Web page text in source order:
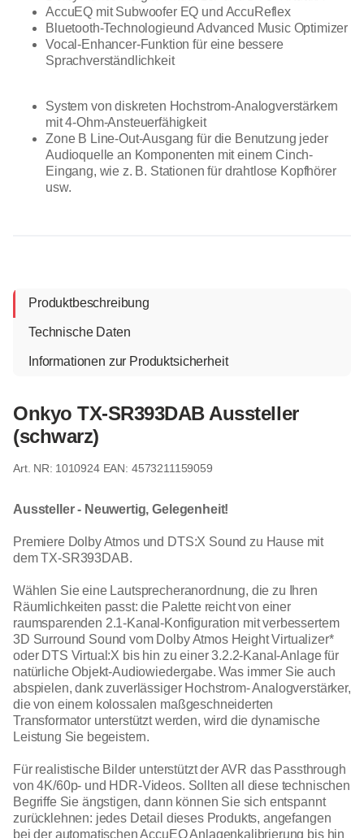
AccuEQ mit Subwoofer EQ und AccuReflex
Bluetooth-Technologieund Advanced Music Optimizer
Vocal-Enhancer-Funktion für eine bessere
Sprachverständlichkeit
System von diskreten Hochstrom-Analogverstärkern
mit 4-Ohm-Ansteuerfähigkeit
Zone B Line-Out-Ausgang für die Benutzung jeder
Audioquelle an Komponenten mit einem Cinch-
Eingang, wie z. B. Stationen für drahtlose Kopfhörer
usw.
Produktbeschreibung
Technische Daten
Informationen zur Produktsicherheit
Onkyo TX-SR393DAB Aussteller
(schwarz)
1010924 EAN: 4573211159059
Aussteller - Neuwertig, Gelegenheit!
Premiere Dolby Atmos und DTS:X Sound zu Hause mit
dem TX-SR393DAB.
Wählen Sie eine Lautsprecheranordnung, die zu Ihren
Räumlichkeiten passt: die Palette reicht von einer
raumsparenden 2.1-Kanal-Konfiguration mit verbessertem
3D Surround Sound vom Dolby Atmos Height Virtualizer*
oder DTS Virtual:X bis hin zu einer 3.2.2-Kanal-Anlage für
natürliche Objekt-Audiowiedergabe. Was immer Sie auch
abspielen, dank zuverlässiger Hochstrom- Analogverstärker,
die von einem kolossalen maßgeschneiderten
Transformator unterstützt werden, wird die dynamische
Leistung Sie begeistern.
Für realistische Bilder unterstützt der AVR das Passthrough
von 4K/60p- und HDR-Videos. Sollten all diese technischen
Begriffe Sie ängstigen, dann können Sie sich entspannt
zurücklehnen: jedes Detail dieses Produkts, angefangen
bei der automatischen AccuEQ Anlagenkalibrierung bis hin